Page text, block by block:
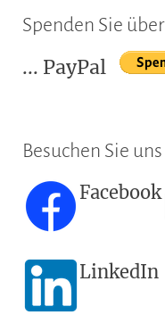
Spenden Sie
... PayPal
Besuchen Sie
Facebook
LinkedIn